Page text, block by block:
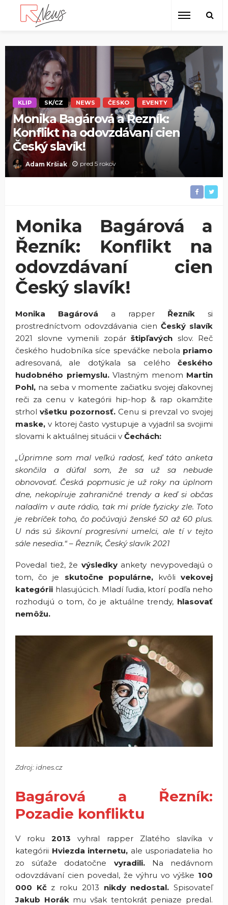
KLIP SK/CZ NEWS ČESKO EVENTY
Monika Bagárová a Řezník:
Konflikt na odovzdávaní cien
Český slavík!
Adam Kršiak pred 5 rokov
Monika Bagárová a
Řezník: Konflikt na
odovzdávaní cien
Český slavík!
Monika Bagárová a rapper Řezník si
prostredníctvom odovzdávania cien Český slavík
2021 slovne vymenili zopár štipľavých slov. Reč
českého hudobníka síce speváčke nebola priamo
adresovaná, ale dotýkala sa celého českého
hudobného priemyslu.Vlastným menom Martin
Pohl, na seba v momente začiatku svojej ďakovnej
reči za cenu v kategórii hip-hop & rap okamžite
strhol všetku pozornosť. Cenu si prevzal vo svojej
maske, v ktorej často vystupuje a vyjadril sa svojimi
slovami k aktuálnej situácii v Čechách:
„Úprimne som mal veľkú radosť, keď táto anketa
skončila a dúfal som, že sa už sa nebude
obnovovať. Česká popmusic je už roky na úplnom
dne, nekopíruje zahraničné trendy a keď si občas
naladím v aute rádio, tak mi príde fyzicky zle. Toto
je rebríček toho, čo počúvajú ženské 50 až 60 plus.
U nás sú šikovní progresívni umelci, ale tí v tejto
sále nesedia.“ – Řezník, Český slavík 2021
Povedal tiež, že výsledkyankety nevypovedajú o
tom, čo je skutočne populárne,kvôlivekovej
kategórii hlasujúcich. Mladí ľudia, ktorí podľa neho
rozhodujú o tom, čo je aktuálne trendy, hlasovať
nemôžu.
Zdroj: idnes.cz
Bagárová a Řezník:
Pozadie konfliktu
V roku2013 vyhral rapper Zlatého slavíka v
kategórii Hviezda internetu, ale usporiadatelia ho
zo súťaže dodatočne vyradili.Na nedávnom
odovzdávaní cien povedal, že výhru vo výške 100
000 Kčz roku 2013 nikdy nedostal. Spisovateľ
Jakub Horákmu však tentokrát peniaze predal.